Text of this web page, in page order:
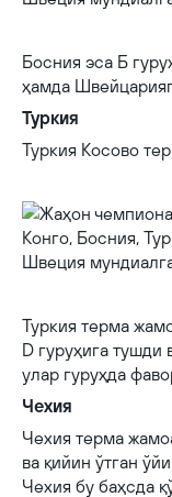
Босния эса Б
ҳамда
Туркия
Туркия Косово
Туркия терма
D гуруҳига
улар гуруҳда
Чехия
Чехия терма
ва қийин ўтган
Чехия бу баҳсда